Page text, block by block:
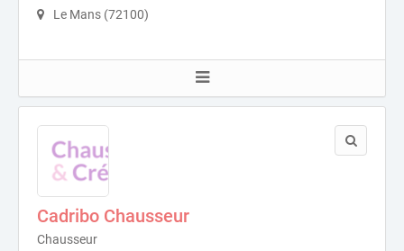
Le Mans (72100)
Cadribo Chausseur
Chausseur